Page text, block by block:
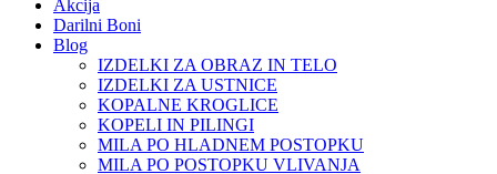
Akcija
Darilni Boni
Blog
IZDELKI ZA OBRAZ IN TELO
IZDELKI ZA USTNICE
KOPALNE KROGLICE
KOPELI IN PILINGI
MILA PO HLADNEM POSTOPKU
MILA PO POSTOPKU VLIVANJA